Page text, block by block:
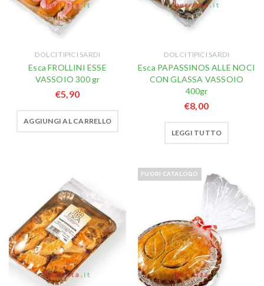
DOLCI TIPICI SARDI
Esca FROLLINI ESSE
VASSOIO 300 gr
€5,90
AGGIUNGI AL CARRELLO
DOLCI TIPICI SARDI
Esca PAPASSINOS ALLE NOCI
CON GLASSA VASSOIO
400gr
€8,00
LEGGI TUTTO
FUORI CATALOGO